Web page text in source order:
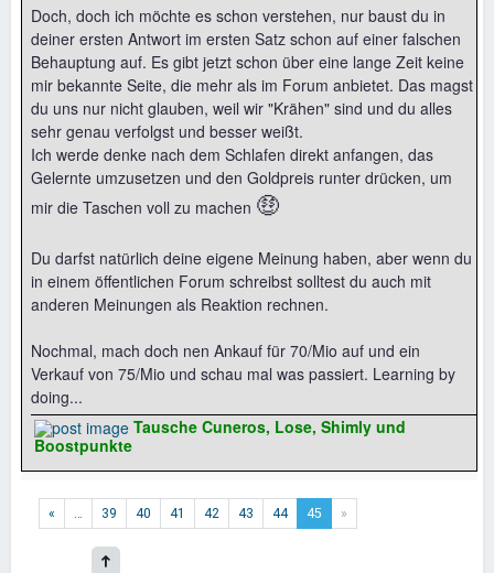
Doch, doch ich möchte es schon verstehen, nur baust du in
deiner ersten Antwort im ersten Satz schon auf einer falschen
Behauptung auf. Es gibt jetzt schon über eine lange Zeit keine
mir bekannte Seite, die mehr als im Forum anbietet. Das magst
du uns nur nicht glauben, weil wir "Krähen" sind und du alles
sehr genau verfolgst und besser weißt.
Ich werde denke nach dem Schlafen direkt anfangen, das
Gelernte umzusetzen und den Goldpreis runter drücken, um
mir die Taschen voll zu machen 🤑
Du darfst natürlich deine eigene Meinung haben, aber wenn du
in einem öffentlichen Forum schreibst solltest du auch mit
anderen Meinungen als Reaktion rechnen.
Nochmal, mach doch nen Ankauf für 70/Mio auf und ein
Verkauf von 75/Mio und schau mal was passiert. Learning by
doing...
Tausche Cuneros, Lose, Shimly und
Boostpunkte
« … 39 40 41 42 43 44 45 »